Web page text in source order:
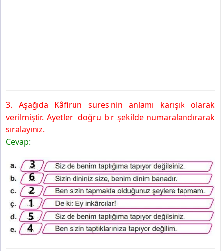
3. Aşağıda Kâfirun suresinin anlamı karışık olarak
verilmiştir. Ayetleri doğru bir şekilde numaralandırarak
sıralayınız.
Cevap: